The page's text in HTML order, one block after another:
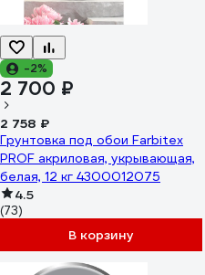
-2%
2 700 ₽
2 758 ₽
Грунтовка под обои Farbitex
PROF акриловая, укрывающая,
белая, 12 кг 4300012075
4.5
(73)
В корзину